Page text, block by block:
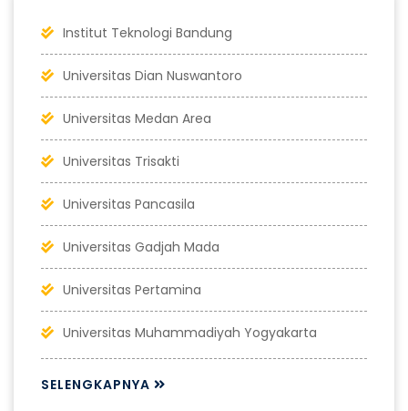
Institut Teknologi Bandung
Universitas Dian Nuswantoro
Universitas Medan Area
Universitas Trisakti
Universitas Pancasila
Universitas Gadjah Mada
Universitas Pertamina
Universitas Muhammadiyah Yogyakarta
SELENGKAPNYA